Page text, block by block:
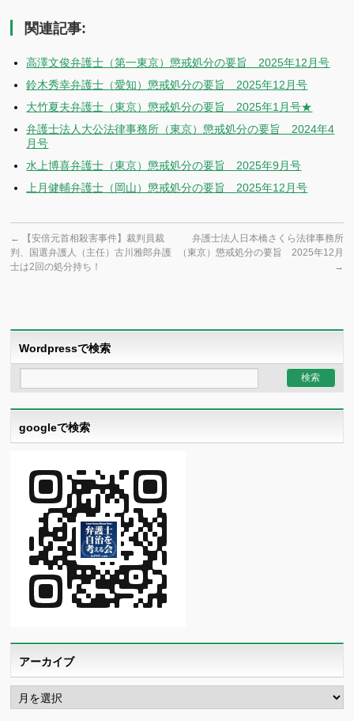
関連記事:
高澤文俊弁護士（第一東京）懲戒処分の要旨 2025年12月号
鈴木秀幸弁護士（愛知）懲戒処分の要旨 2025年12月号
大竹夏夫弁護士（東京）懲戒処分の要旨 2025年1月号★
弁護士法人大公法律事務所（東京）懲戒処分の要旨 2024年4
月号
水上博喜弁護士（東京）懲戒処分の要旨 2025年9月号
上月健輔弁護士（岡山）懲戒処分の要旨 2025年12月号
←
【安倍元首相殺害事件】裁判員裁
判、国選弁護人（主任）古川雅郎弁護
士は2回の処分持ち！
弁護士法人日本橋さくら法律事務所
（東京）懲戒処分の要旨 2025年12月
→
Wordpressで検索
googleで検索
アーカイブ
ア
ー
カ